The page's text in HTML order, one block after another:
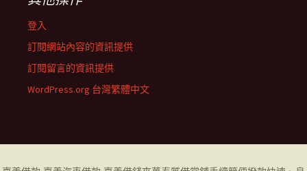
登入
訂閱網站內容的資訊提供
訂閱留言的資訊提供
WordPress.org 台灣繁體中文